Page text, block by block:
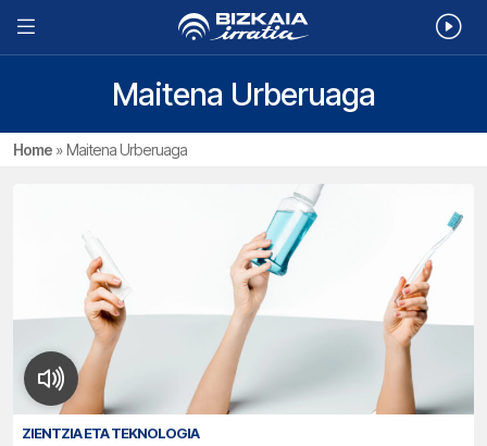
Maitena Urberuaga
Home »Maitena Urberuaga
ZIENTZIA ETA TEKNOLOGIA